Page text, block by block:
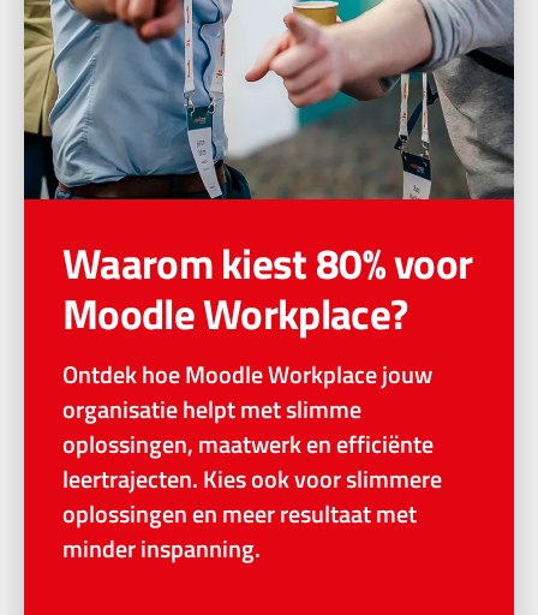
Waarom kiest 80% voor
Moodle Workplace?
Ontdek hoe Moodle Workplace jouw
organisatie helpt met slimme
oplossingen, maatwerk en efficiënte
leertrajecten. Kies ook voor slimmere
oplossingen en meer resultaat met
minder inspanning.